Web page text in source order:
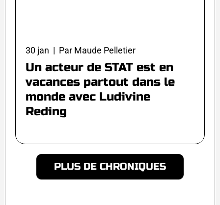
30 jan | Par Maude Pelletier
Un acteur de STAT est en
vacances partout dans le
monde avec Ludivine
Reding
PLUS DE CHRONIQUES